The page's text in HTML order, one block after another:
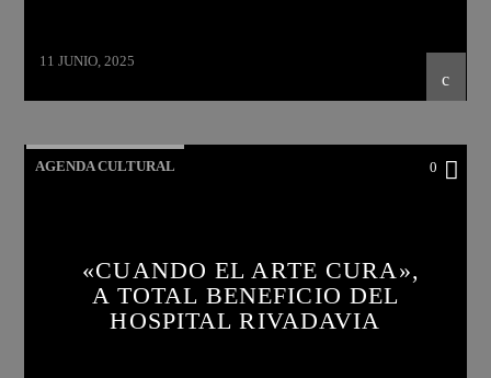
11 JUNIO, 2025
AGENDA CULTURAL 0
«CUANDO EL ARTE CURA»,
A TOTAL BENEFICIO DEL
HOSPITAL RIVADAVIA